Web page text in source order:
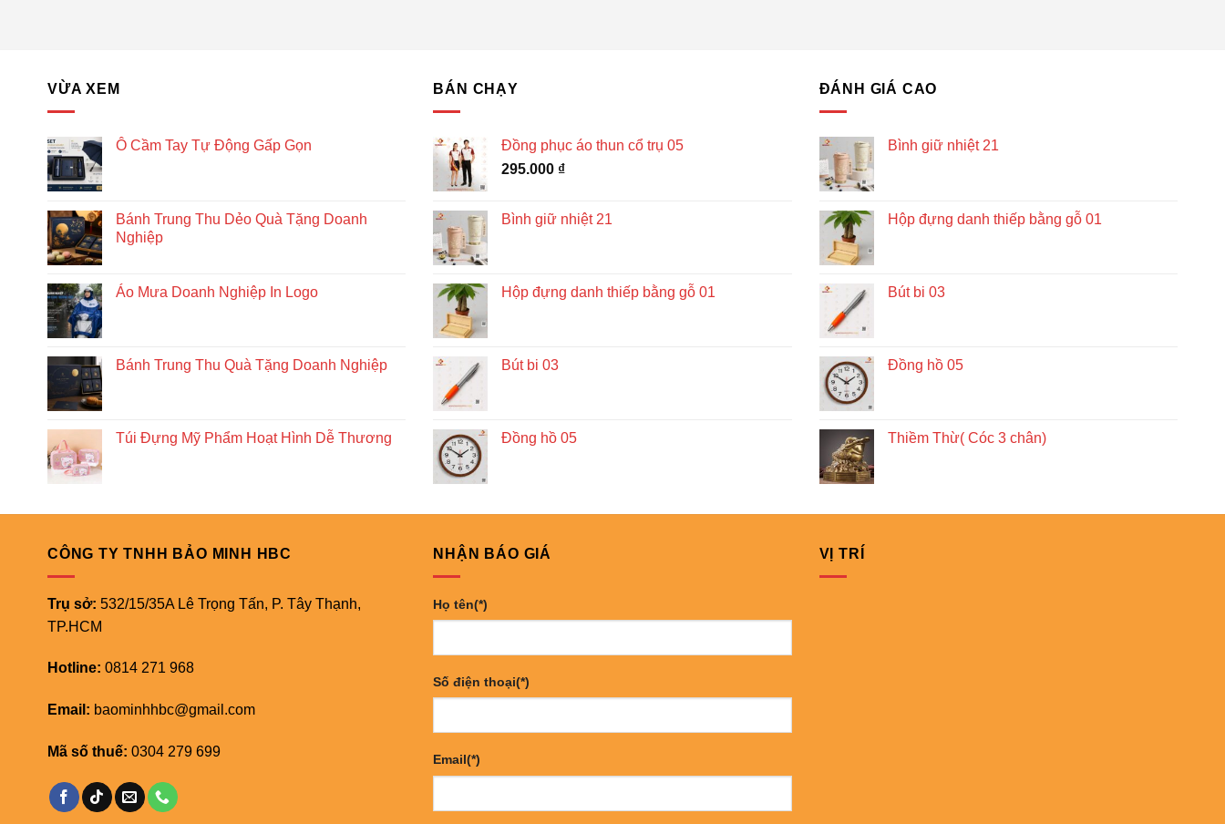
VỪA XEM
Ô Cầm Tay Tự Động Gấp Gọn
Bánh Trung Thu Dẻo Quà Tặng Doanh
Nghiệp
Áo Mưa Doanh Nghiệp In Logo
Bánh Trung Thu Quà Tặng Doanh Nghiệp
Túi Đựng Mỹ Phẩm Hoạt Hình Dễ Thương
BÁN CHẠY
Đồng phục áo thun cổ trụ 05
295.000 ₫
Bình giữ nhiệt 21
Hộp đựng danh thiếp bằng gỗ 01
Bút bi 03
Đồng hồ 05
ĐÁNH GIÁ CAO
Bình giữ nhiệt 21
Hộp đựng danh thiếp bằng gỗ 01
Bút bi 03
Đồng hồ 05
Thiềm Thừ( Cóc 3 chân)
CÔNG TY TNHH BẢO MINH HBC
Trụ sở: 532/15/35A Lê Trọng Tấn, P. Tây Thạnh,
TP.HCM
Hotline: 0814 271 968
Email: baominhhbc@gmail.com
Mã số thuế: 0304 279 699
NHẬN BÁO GIÁ
Họ tên(*)
Số điện thoại(*)
Email(*)
VỊ TRÍ